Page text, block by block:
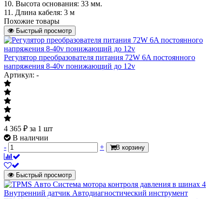
10. Высота основания: 33 мм.
11. Длина кабеля: 3 м
Похожие товары
Быстрый просмотр
Регулятор преобразователя питания 72W 6A постоянного
напряжения 8-40v понижающий до 12v
Артикул: -
4 365 ₽ за 1 шт
В наличии
-
+ В корзину
Быстрый просмотр